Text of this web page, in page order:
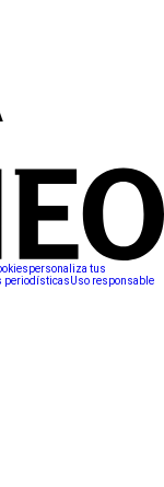
personaliza tus
periodísticasUso responsable